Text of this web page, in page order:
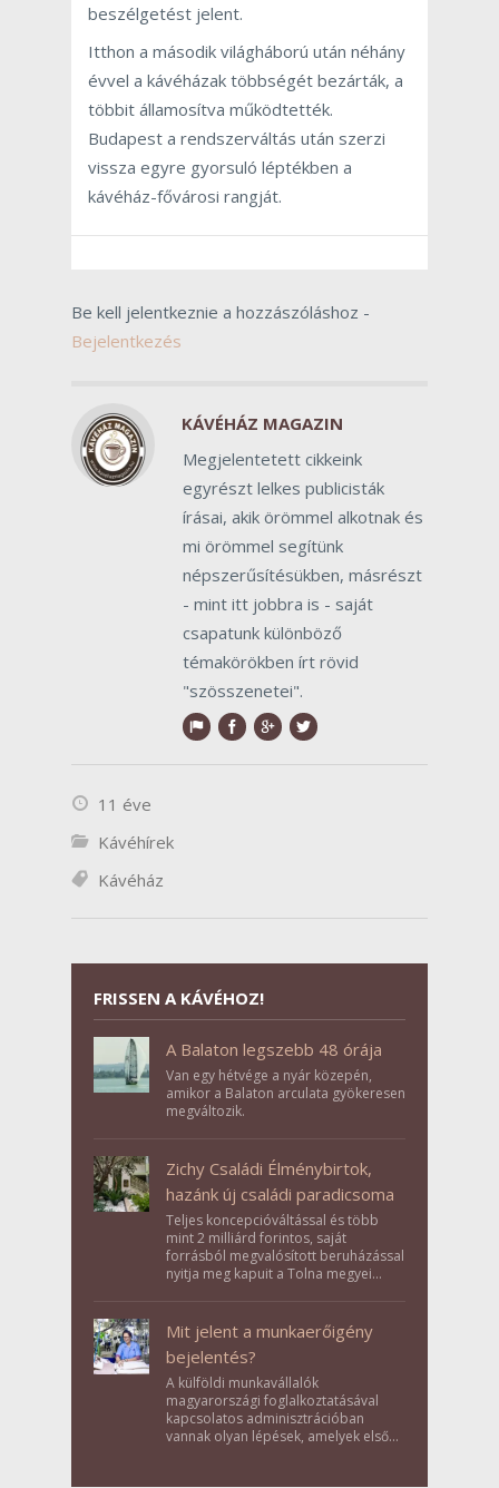
beszélgetést jelent.
Itthon a második világháború után néhány
évvel a kávéházak többségét bezárták, a
többit államosítva működtették.
Budapest a rendszerváltás után szerzi
vissza egyre gyorsuló léptékben a
kávéház-fővárosi rangját.
Be kell jelentkeznie a hozzászóláshoz -
Bejelentkezés
KÁVÉHÁZ MAGAZIN
Megjelentetett cikkeink
egyrészt lelkes publicisták
írásai, akik örömmel alkotnak és
mi örömmel segítünk
népszerűsítésükben, másrészt
- mint itt jobbra is - saját
csapatunk különböző
témakörökben írt rövid
"szösszenetei".
11 éve
Kávéhírek
Kávéház
FRISSEN A KÁVÉHOZ!
A Balaton legszebb 48 órája
Van egy hétvége a nyár közepén,
amikor a Balaton arculata gyökeresen
megváltozik.
Zichy Családi Élménybirtok,
hazánk új családi paradicsoma
Teljes koncepcióváltással és több
mint 2 milliárd forintos, saját
forrásból megvalósított beruházással
nyitja meg kapuit a Tolna megyei
Mit jelent a munkaerőigény
bejelentés?
A külföldi munkavállalók
magyarországi foglalkoztatásával
kapcsolatos adminisztrációban
vannak olyan lépések, amelyek első